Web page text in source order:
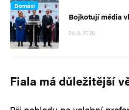
Domácí
Bojkotují média
24. 2. 2026
Fiala má důležitější